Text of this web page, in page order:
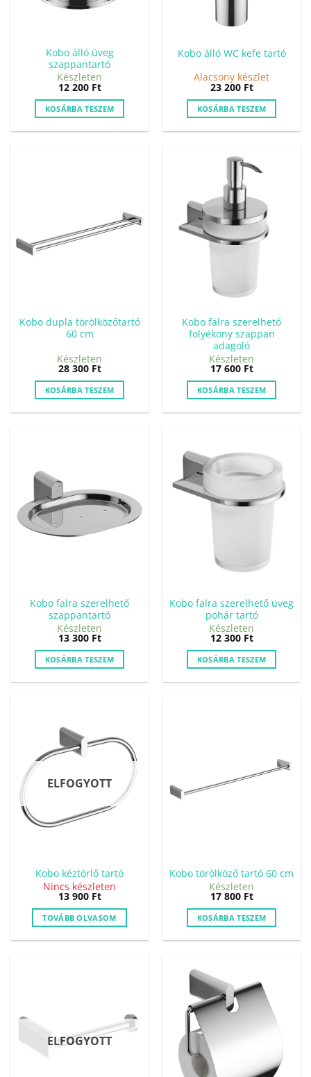
Kobo álló üveg
szappantartó
Készleten
12 200 Ft
KOSÁRBA TESZEM
Kobo álló WC kefe tartó
Alacsony készlet
23 200 Ft
KOSÁRBA TESZEM
Kobo dupla törölközőtartó
60 cm
Készleten
28 300 Ft
KOSÁRBA TESZEM
Kobo falra szerelhető
folyékony szappan
adagoló
Készleten
17 600 Ft
KOSÁRBA TESZEM
Kobo falra szerelhető
szappantartó
Készleten
13 300 Ft
KOSÁRBA TESZEM
Kobo falra szerelhető üveg
pohár tartó
Készleten
12 300 Ft
KOSÁRBA TESZEM
ELFOGYOTT
Kobo kéztörlő tartó
Nincs készleten
13 900 Ft
TOVÁBB OLVASOM
Kobo törölköző tartó 60 cm
Készleten
17 800 Ft
KOSÁRBA TESZEM
ELFOGYOTT